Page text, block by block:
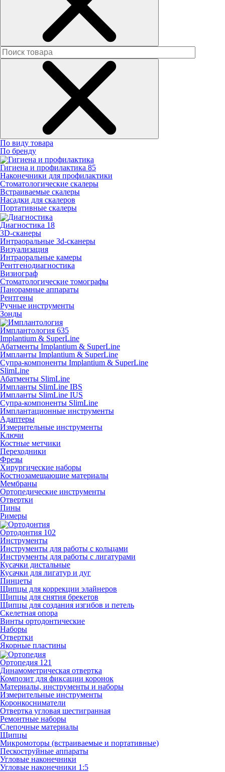
По виду товара
По бренду
Гигиена и профилактика 85
Наконечники для профилактики
Стоматологические скалеры
Встраиваемые скалеры
Насадки для скалеров
Портативные скалеры
Диагностика 18
3D-сканеры
Интраоральные 3d-сканеры
Визуализация
Интраоральные камеры
Рентгенодиагностика
Визиограф
Стоматологические томографы
Панорамные аппараты
Рентгены
Ручные инструменты
Зонды
Имплантология 635
Implantium & SuperLine
Абатменты Implantium & SuperLine
Импланты Implantium & SuperLine
Супра-компоненты Implantium & SuperLine
SlimLine
Абатменты SlimLine
Импланты SlimLine IBS
Импланты SlimLine IUS
Супра-компоненты SlimLine
Имплантационные инструменты
Адаптеры
Измерительные инструменты
Ключи
Костные метчики
Переходники
Фрезы
Хирургические наборы
Костнозамещающие материалы
Мембраны
Ортопедические инструменты
Отвертки
Пины
Римеры
Ортодонтия 102
Инструменты
Инструменты для работы с кольцами
Инструменты для работы с лигатурами
Кусачки дистальные
Кусачки для лигатур и дуг
Пинцеты
Щипцы для коррекции элайнеров
Щипцы для снятия брекетов
Щипцы для создания изгибов и петель
Скелетная опора
Винты ортодонтические
Наборы
Отвертки
Якорные пластины
Ортопедия 121
Динамометрическая отвертка
Композит для фиксации коронок
Материалы, инструменты и наборы
Измерительные инструменты
Коронкосниматели
Отвертка угловая шестигранная
Ремонтные наборы
Слепочные материалы
Щипцы
Микромоторы (встраиваемые и портативные)
Пескоструйные аппараты
Угловые наконечники
Угловые наконечники 1:5